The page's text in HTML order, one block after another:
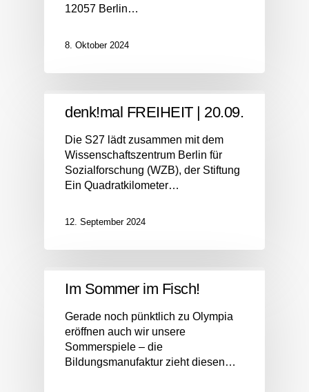
12057 Berlin…
8. Oktober 2024
denk!mal FREIHEIT | 20.09.
Die S27 lädt zusammen mit dem
Wissenschaftszentrum Berlin für
Sozialforschung (WZB), der Stiftung
Ein Quadratkilometer…
12. September 2024
Im Sommer im Fisch!
Gerade noch pünktlich zu Olympia
eröffnen auch wir unsere
Sommerspiele – die
Bildungsmanufaktur zieht diesen…